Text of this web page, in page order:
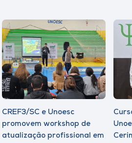
CREF3/SC e Unoesc
promovem workshop de
atualização profissional em